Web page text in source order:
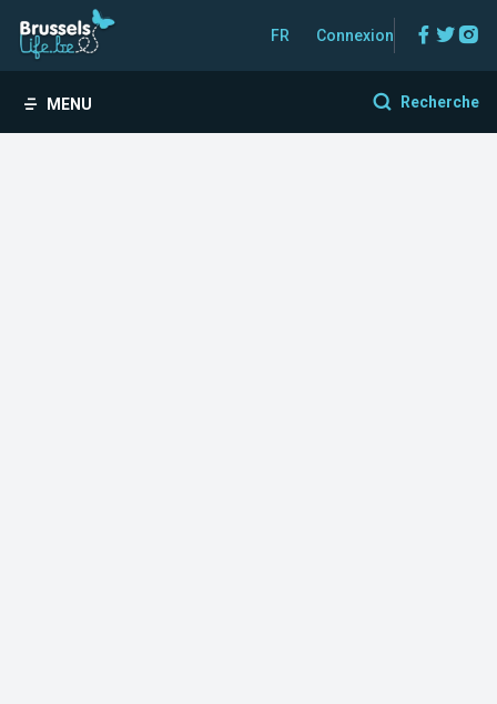
FR Connexion
MENU Recherche